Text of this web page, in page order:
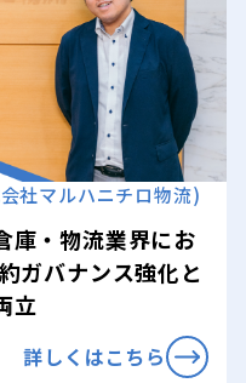
社マルハニチロ物流)
庫・物流業界にお
ガバナンス強化と
立
詳しくはこちら